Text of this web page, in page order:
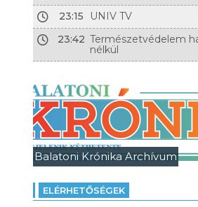
23:15
UNIV TV
23:42 Természetvédelem
nélkül
Balatoni Krónika Archívum
ELÉRHETŐSÉGEK